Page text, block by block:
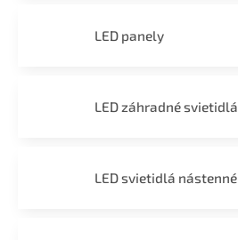
LED panely
LED záhradné svietidlá
LED svietidlá nástenné